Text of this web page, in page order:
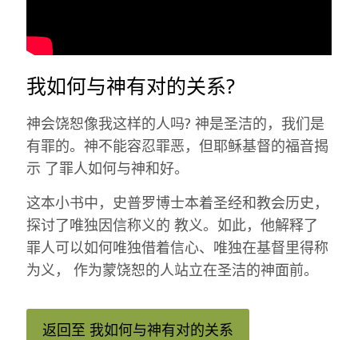
我如何与神有对的关系?
神会饶恕像我这样的人吗? 神是圣洁的，我们是
有罪的。神不能容忍罪恶，但耶稣基督的福音揭
示 了罪人如何与神和好。
这本小书中，史普罗博士本着圣经和教会历史，
探讨了唯独因信称义的 教义。如此，他解释了
罪人可以如何唯独借着信心、唯独在基督里得称
为义， 作为蒙饶恕的人站立在圣洁的神面前。
返回至 我如何与神有对的关系